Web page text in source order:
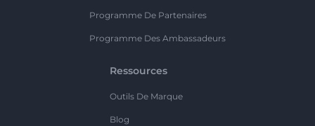
Programme De Partenaires
Programme Des Ambassadeurs
Ressources
Outils De Marque
Blog